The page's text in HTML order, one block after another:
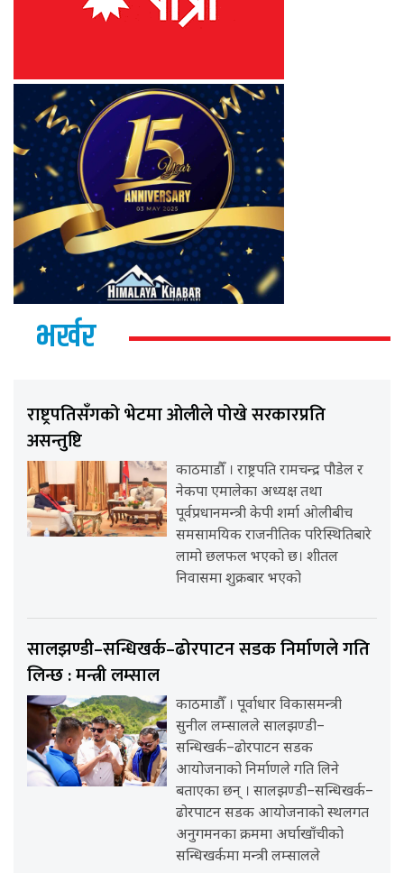
भर्खर
राष्ट्रपतिसँगको भेटमा ओलीले पोखे सरकारप्रति
असन्तुष्टि
काठमाडौँ । राष्ट्रपति रामचन्द्र पौडेल र
नेकपा एमालेका अध्यक्ष तथा
पूर्वप्रधानमन्त्री केपी शर्मा ओलीबीच
समसामयिक राजनीतिक परिस्थितिबारे
लामो छलफल भएको छ। शीतल
निवासमा शुक्रबार भएको
सालझण्डी–सन्धिखर्क–ढोरपाटन सडक निर्माणले गति
लिन्छ : मन्त्री लम्साल
काठमाडौँ । पूर्वाधार विकासमन्त्री
सुनील लम्सालले सालझण्डी–
सन्धिखर्क–ढोरपाटन सडक
आयोजनाको निर्माणले गति लिने
बताएका छन् । सालझण्डी–सन्धिखर्क–
ढोरपाटन सडक आयोजनाको स्थलगत
अनुगमनका क्रममा अर्घाखाँचीको
सन्धिखर्कमा मन्त्री लम्सालले